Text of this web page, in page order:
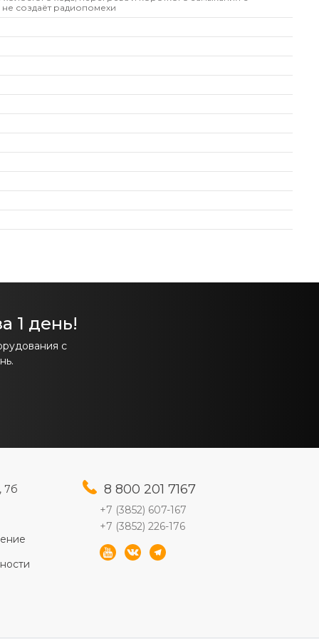
создаёт радиопомехи
1 день!
с
7б
8 800 201 7167
+7 (3852) 607-167
+7 (3852) 226-176